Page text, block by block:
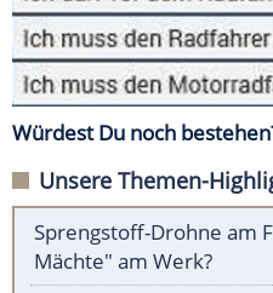
Würdest Du noch
Unsere Themen-
Sprengstoff-Drohne am
Mächte" am Werk?